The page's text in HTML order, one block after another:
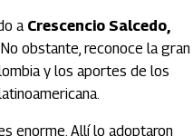
a Crescencio Salcedo,
No obstante, reconoce la gran
y los aportes de los
enorme. Allí lo adoptaron